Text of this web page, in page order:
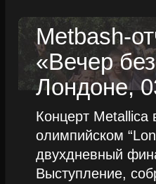
Metbash-
«Вечер
Лондоне,
Концерт
олимпийском
двухдневный
Выступление,